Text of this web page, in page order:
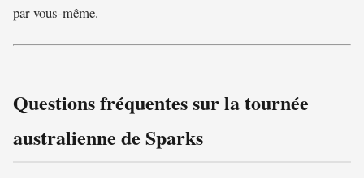
par vous-même.
Questions fréquentes sur la tournée
australienne de Sparks